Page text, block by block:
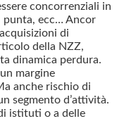
concorrenziali in
punta, ecc… Ancor
di
della NZZ,
dinamica perdura.
margine
anche rischio di
segmento d’attività.
istituti o a delle